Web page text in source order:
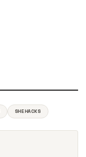
SHEHACKS